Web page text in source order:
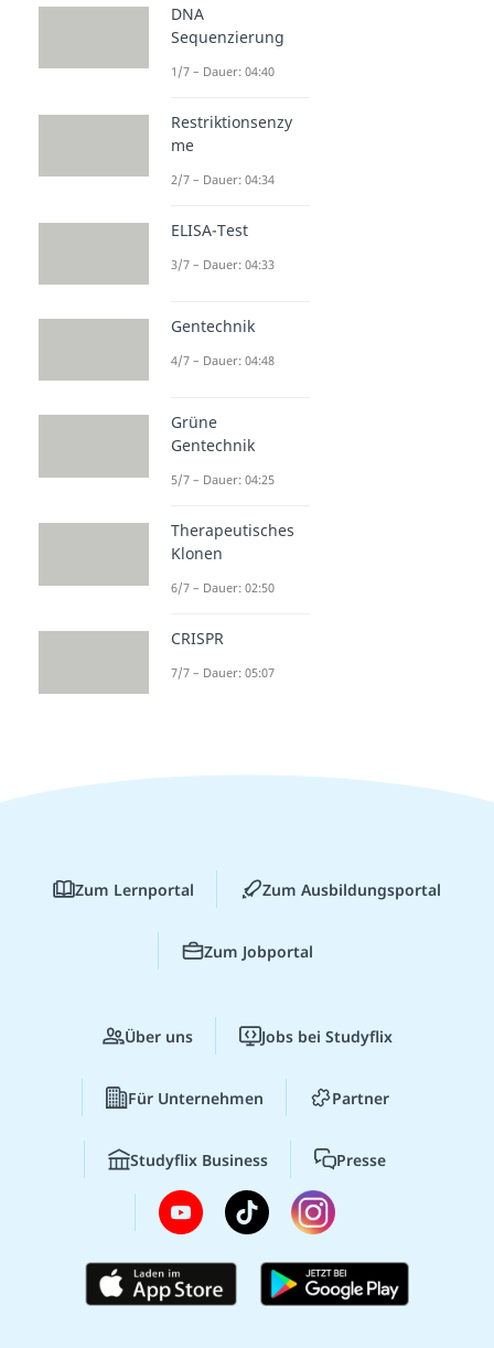
DNA
Sequenzierung
1/7 – Dauer: 04:40
Restriktionsenzy
me
2/7 – Dauer: 04:34
ELISA-Test
3/7 – Dauer: 04:33
Gentechnik
4/7 – Dauer: 04:48
Grüne
Gentechnik
5/7 – Dauer: 04:25
Therapeutisches
Klonen
6/7 – Dauer: 02:50
CRISPR
7/7 – Dauer: 05:07
Zum Lernportal Zum Ausbildungsportal
Zum Jobportal
Über uns Jobs bei Studyflix
Für Unternehmen Partner
Studyflix Business Presse